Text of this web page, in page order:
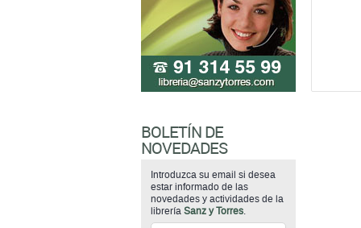
BOLETÍN DE
NOVEDADES
Introduzca su email si desea
estar informado de las
novedades y actividades de la
librería Sanz y Torres.